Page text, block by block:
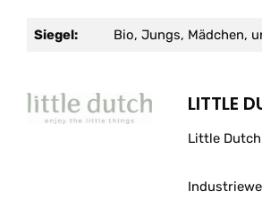
Siegel: Bio, Jungs, Mädchen,
LITTLE
Little Dutch